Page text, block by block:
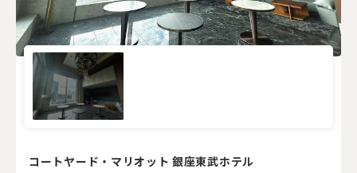
コートヤード・マリオット 銀座東武ホテル